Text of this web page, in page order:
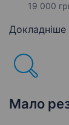
19 000
Докладніше
Мало